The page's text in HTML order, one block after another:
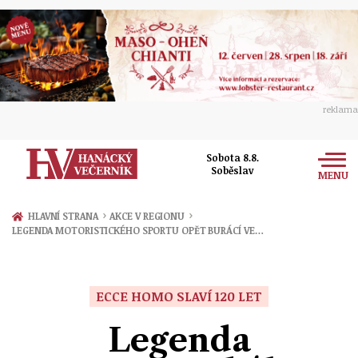
reklama
Sobota 8.8.
Soběslav
MENU
Zprávy
HLAVNÍ STRANA › AKCE V REGIONU ›
LEGENDA MOTORISTICKÉHO SPORTU OPĚT BURÁCÍ VE…
ECCE HOMO SLAVÍ 120 LET
Legenda